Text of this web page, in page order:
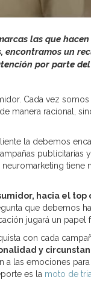
las que
encontramos un
por parte
Cada vez
manera racional,
la debemos
publicitarias
tiene
hacia el
que debemos
jugará un papel
con cada
y
a las emociones
es la moto de trial